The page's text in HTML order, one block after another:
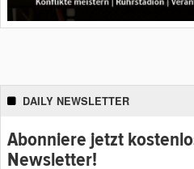
DAILY NEWSLETTER
Abonniere jetzt
Newsletter!